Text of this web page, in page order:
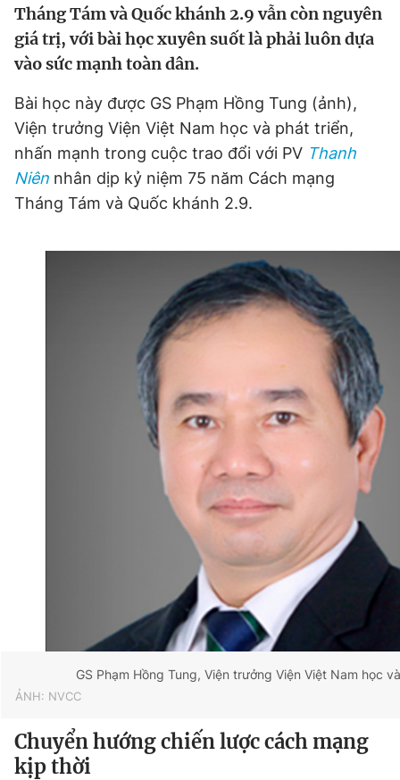
Sản phẩm khác
Tiện ích
Thông tin tòa soạn Liên hệ quảng cáo
Đọc Thanh Niên trên điện thoại
Liên hệ quảng cáo
0908 780 404
Tòa soạn Chính sách bảo
Tổng biên tập: Nguyễn Ngọc Toàn
Phó tổng biên tập thường trực: Hải Thành
Phó tổng biên tập: Lâm Hiếu Dũng
Phó tổng biên tập: Trần Việt Hưng
Tổng thư ký tòa soạn: Đức Trung
Giấy phép xuất bản số 110/GP - BTTTT cấp ngày 24.3.2020
© 2003-2026 Bản quyền thuộc về Báo Thanh Niên. Cấm sao
chép dưới mọi hình thức nếu không có sự chấp thuận bằng văn
Tháng Tám và Quốc khánh 2.9 vẫn còn nguyên
giá trị, với bài học xuyên suốt là phải luôn dựa
vào sức mạnh toàn dân.
Bài học này được GS Phạm Hồng Tung (ảnh),
Viện trưởng Viện Việt Nam học và phát triển,
nhấn mạnh trong cuộc trao đổi với PV Thanh
Niên nhân dịp kỷ niệm 75 năm Cách mạng
Tháng Tám và Quốc khánh 2.9.
GS Phạm Hồng Tung, Viện trưởng Viện Việt Nam học
ẢNH: NVCC
Chuyển hướng chiến lược cách mạng
kịp thời